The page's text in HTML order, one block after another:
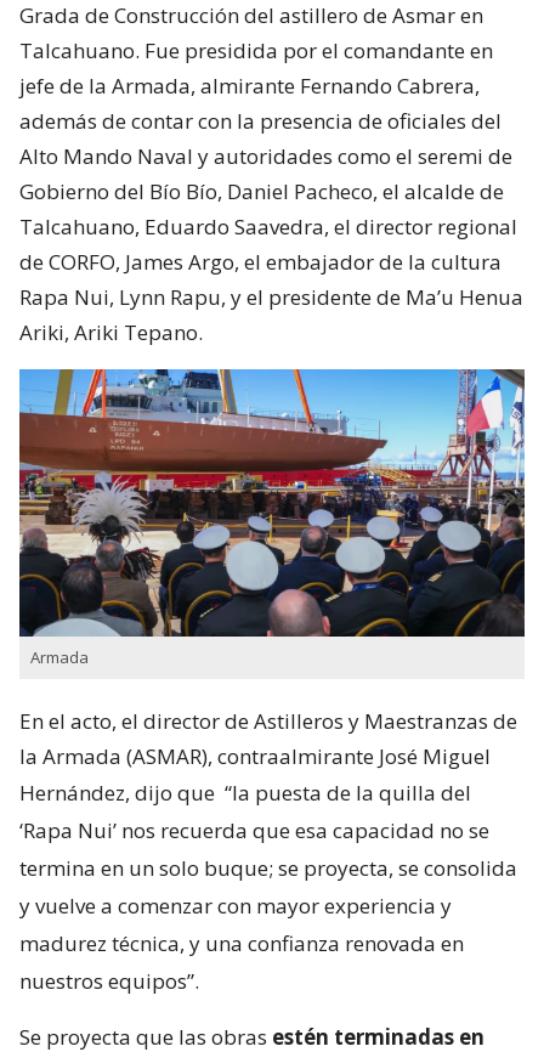
Grada de Construcción del astillero de Asmar en
Talcahuano. Fue presidida por el comandante en
jefe de la Armada, almirante Fernando Cabrera,
además de contar con la presencia de oficiales del
Alto Mando Naval y autoridades como el seremi de
Gobierno del Bío Bío, Daniel Pacheco, el alcalde de
Talcahuano, Eduardo Saavedra, el director regional
de CORFO, James Argo, el embajador de la cultura
Rapa Nui, Lynn Rapu, y el presidente de Ma’u Henua
Ariki, Ariki Tepano.
Armada
En el acto, el director de Astilleros y Maestranzas de
la Armada (ASMAR), contraalmirante José Miguel
Hernández, dijo que “la puesta de la quilla del
‘Rapa Nui’ nos recuerda que esa capacidad no se
termina en un solo buque; se proyecta, se consolida
y vuelve a comenzar con mayor experiencia y
madurez técnica, y una confianza renovada en
nuestros equipos”.
Se proyecta que las obras estén terminadas en